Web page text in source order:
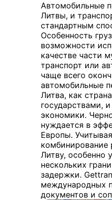
Автомобильные
Литвы, и
стандартным
Особенность
возможности
качестве части
транспорт или
чаще всего
автомобильные
Литва, как
государствами,
экономики.
нуждается в
Европы.
комбинирование
Литву, особенно
нескольких
задержки.
международных
документов и